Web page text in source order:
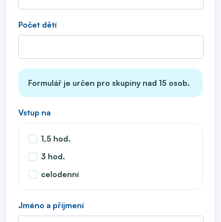
Počet dětí
Formulář je určen pro skupiny nad 15 osob.
Vstup na
1,5 hod.
3 hod.
celodenní
Jméno a příjmení